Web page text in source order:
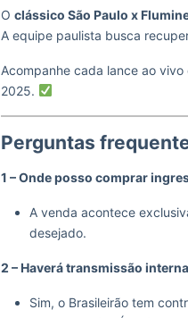
O clássico São Paulo x
A equipe paulista busca
Acompanhe cada lance ao
2025.
Perguntas
1 – Onde posso comprar
A venda acontece
desejado.
2 – Haverá transmissão
Sim, o Brasileirão tem